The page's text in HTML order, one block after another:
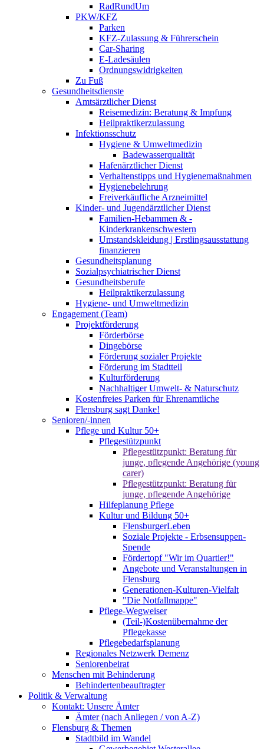
RadRundUm
PKW/KFZ
Parken
KFZ-Zulassung & Führerschein
Car-Sharing
E-Ladesäulen
Ordnungswidrigkeiten
Zu Fuß
Gesundheitsdienste
Amtsärztlicher Dienst
Reisemedizin: Beratung & Impfung
Heilpraktikerzulassung
Infektionsschutz
Hygiene & Umweltmedizin
Badewasserqualität
Hafenärztlicher Dienst
Verhaltenstipps und Hygienemaßnahmen
Hygienebelehrung
Freiverkäufliche Arzneimittel
Kinder- und Jugendärztlicher Dienst
Familien-Hebammen & -
Kinderkrankenschwestern
Umstandskleidung | Erstlingsausstattung
finanzieren
Gesundheitsplanung
Sozialpsychiatrischer Dienst
Gesundheitsberufe
Heilpraktikerzulassung
Hygiene- und Umweltmedizin
Engagement (Team)
Projektförderung
Förderbörse
Dingebörse
Förderung sozialer Projekte
Förderung im Stadtteil
Kulturförderung
Nachhaltiger Umwelt- & Naturschutz
Kostenfreies Parken für Ehrenamtliche
Flensburg sagt Danke!
Senioren/-innen
Pflege und Kultur 50+
Pflegestützpunkt
Pflegestützpunkt: Beratung für
junge, pflegende Angehörige (young
carer)
Pflegestützpunkt: Beratung für
junge, pflegende Angehörige
Hilfeplanung Pflege
Kultur und Bildung 50+
FlensburgerLeben
Soziale Projekte - Erbsensuppen-
Spende
Fördertopf "Wir im Quartier!"
Angebote und Veranstaltungen in
Flensburg
Generationen-Kulturen-Vielfalt
"Die Notfallmappe"
Pflege-Wegweiser
(Teil-)Kostenübernahme der
Pflegekasse
Pflegebedarfsplanung
Regionales Netzwerk Demenz
Seniorenbeirat
Menschen mit Behinderung
Behindertenbeauftragter
Politik & Verwaltung
Kontakt: Unsere Ämter
Ämter (nach Anliegen / von A-Z)
Flensburg & Themen
Stadtbild im Wandel